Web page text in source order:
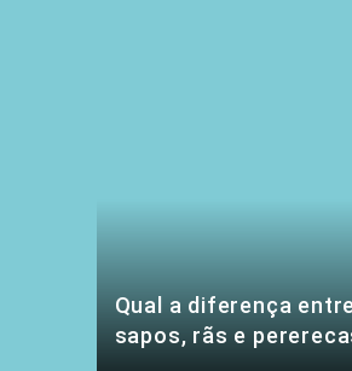
Qual a diferença entre
sapos, rãs e